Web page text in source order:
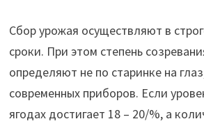
Сбор урожая осуществляют в
сроки. При этом степень
определяют не по старинке на
современных приборов. Если
ягодах достигает 18 – 20/%, а